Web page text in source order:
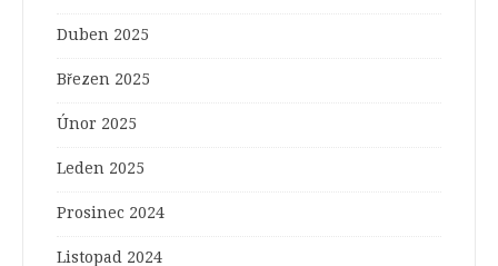
Duben 2025
Březen 2025
Únor 2025
Leden 2025
Prosinec 2024
Listopad 2024